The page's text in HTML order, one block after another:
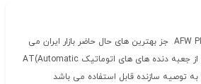
روغن گیربکس آیسین AFW PLUS جز بهترین های حال حاضر بازار ایران می
باشد و برای گستره وسیعی از جعبه دنده های های اتوماتیک AT(Automatic